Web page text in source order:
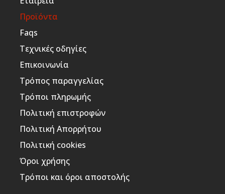
Προϊόντα
Faqs
Τεχνικές οδηγίες
Επικοινωνία
Τρόπος παραγγελίας
Τρόποι πληρωμής
Πολιτική επιστροφών
Πολιτική Απορρήτου
Πολιτική cookies
Όροι χρήσης
Τρόποι και όροι αποστολής